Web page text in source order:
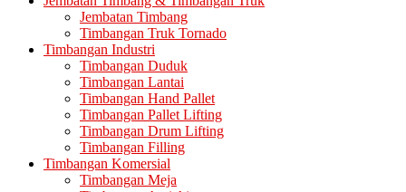
Jembatan Timbang
Timbangan Truk Tornado
Timbangan Industri
Timbangan Duduk
Timbangan Lantai
Timbangan Hand Pallet
Timbangan Pallet Lifting
Timbangan Drum Lifting
Timbangan Filling
Timbangan Komersial
Timbangan Meja